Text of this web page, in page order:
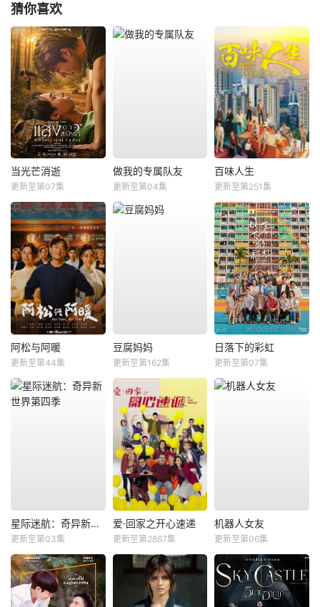
猜你喜欢
当光芒消逝
更新至第07集
做我的专属队友
更新至第04集
百味人生
更新至第251集
阿松与阿暖
更新至第44集
豆腐妈妈
更新至第162集
日落下的彩虹
更新至第07集
星际迷航：奇异新世界第四季
更新至第03集
爱·回家之开心速递
更新至第2867集
机器人女友
更新至第06集